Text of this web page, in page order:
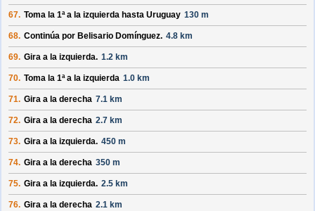
67. Toma la 1ª a la izquierda hasta Uruguay 130 m
68. Continúa por Belisario Domínguez. 4.8 km
69. Gira a la izquierda. 1.2 km
70. Toma la 1ª a la izquierda 1.0 km
71. Gira a la derecha 7.1 km
72. Gira a la derecha 2.7 km
73. Gira a la izquierda. 450 m
74. Gira a la derecha 350 m
75. Gira a la izquierda. 2.5 km
76. Gira a la derecha 2.1 km